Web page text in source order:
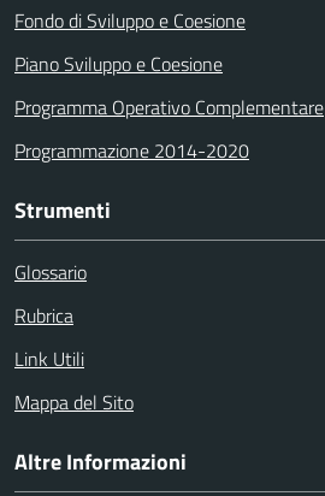
Fondo di Sviluppo e Coesione
Piano Sviluppo e Coesione
Programma Operativo Complementare
Programmazione 2014-2020
Strumenti
Glossario
Rubrica
Link Utili
Mappa del Sito
Altre Informazioni